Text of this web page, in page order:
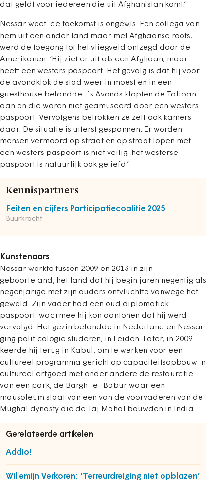
dat geldt voor iedereen die uit Afghanistan komt.’
Nessar weet: de toekomst is ongewis. Een collega van
hem uit een ander land maar met Afghaanse roots,
werd de toegang tot het vliegveld ontzegd door de
Amerikanen. ‘Hij ziet er uit als een Afghaan, maar
heeft een westers paspoort. Het gevolg is dat hij voor
de avondklok de stad weer in moest en in een
guesthouse belandde. ´s Avonds klopten de Taliban
aan en die waren niet geamuseerd door een westers
paspoort. Vervolgens betrokken ze zelf ook kamers
daar. De situatie is uiterst gespannen. Er worden
mensen vermoord op straat en op straat lopen met
een westers paspoort is niet veilig: het westerse
paspoort is natuurlijk ook geliefd.’
Kennispartners
Feiten en cijfers Participatiecoalitie 2025
Buurkracht
Kunstenaars
Nessar werkte tussen 2009 en 2013 in zijn
geboorteland, het land dat hij begin jaren negentig als
negenjarige met zijn ouders ontvluchtte vanwege het
geweld. Zijn vader had een oud diplomatiek
paspoort, waarmee hij kon aantonen dat hij werd
vervolgd. Het gezin belandde in Nederland en Nessar
ging politicologie studeren, in Leiden. Later, in 2009
keerde hij terug in Kabul, om te werken voor een
cultureel programma gericht op capaciteitsopbouw in
cultureel erfgoed met onder andere de restauratie
van een park, de Bargh- e- Babur waar een
mausoleum staat van een van de voorvaderen van de
Mughal dynasty die de Taj Mahal bouwden in India.
Gerelateerde artikelen
Addio!
Willemijn Verkoren: ‘Terreurdreiging niet opblazen’